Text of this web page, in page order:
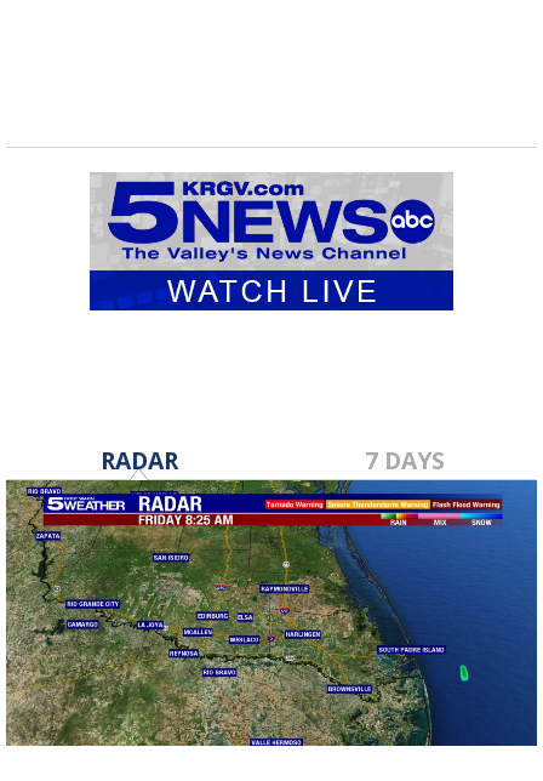
RADAR 7 DAYS